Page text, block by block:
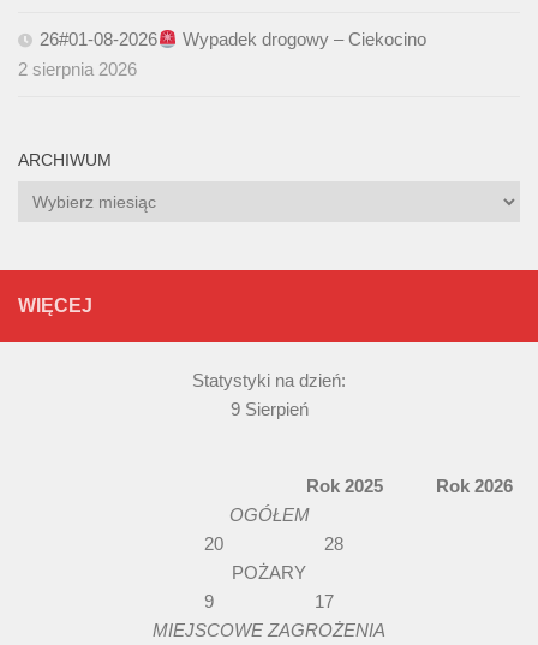
26#01-08-2026
Wypadek drogowy – Ciekocino
2 sierpnia 2026
ARCHIWUM
Archiwum
WIĘCEJ
Statystyki na dzień:
9 Sierpień
Rok 2025 Rok 2026
OGÓŁEM
20 28
POŻARY
9 17
MIEJSCOWE ZAGROŻENIA